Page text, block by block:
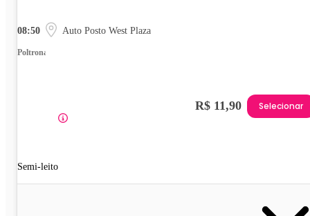
08:50 Auto Posto West Plaza
Poltrona
Semi-leito
R$ 11,90 Selecionar